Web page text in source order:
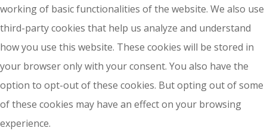
working of basic functionalities of the website. We also use
third-party cookies that help us analyze and understand
how you use this website. These cookies will be stored in
your browser only with your consent. You also have the
option to opt-out of these cookies. But opting out of some
of these cookies may have an effect on your browsing
experience.